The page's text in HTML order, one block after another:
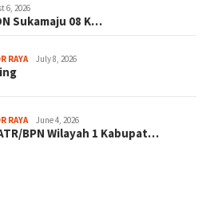
6, 2026
Sukamaju 08 K…
RAYA July 8, 2026
RAYA June 4, 2026
BPN Wilayah 1 Kabupat…